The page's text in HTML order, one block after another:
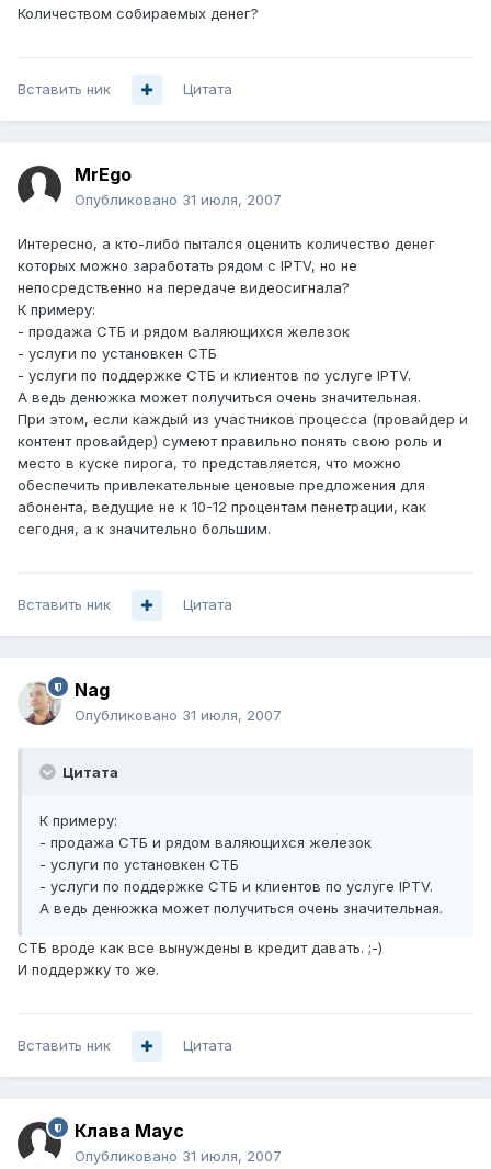
Количеством собираемых денег?
Вставить ник Цитата
MrEgo
Опубликовано 31 июля, 2007
Интересно, а кто-либо пытался оценить количество денег
которых можно заработать рядом с IPTV, но не
непосредственно на передаче видеосигнала?
К примеру:
- продажа СТБ и рядом валяющихся железок
- услуги по установкен СТБ
- услуги по поддержке СТБ и клиентов по услуге IPTV.
А ведь денюжка может получиться очень значительная.
При этом, если каждый из участников процесса (провайдер и
контент провайдер) сумеют правильно понять свою роль и
место в куске пирога, то представляется, что можно
обеспечить привлекательные ценовые предложения для
абонента, ведущие не к 10-12 процентам пенетрации, как
сегодня, а к значительно большим.
Вставить ник Цитата
Nag
Опубликовано 31 июля, 2007
Цитата
К примеру:
- продажа СТБ и рядом валяющихся железок
- услуги по установкен СТБ
- услуги по поддержке СТБ и клиентов по услуге IPTV.
А ведь денюжка может получиться очень значительная.
СТБ вроде как все вынуждены в кредит давать. ;-)
И поддержку то же.
Вставить ник Цитата
Клава Маус
Опубликовано 31 июля, 2007